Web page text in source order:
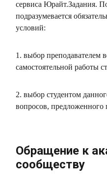
сервиса Юрайт.Задания.
подразумевается
условий:
1. выбор преподавателем
самостоятельной работы
2. выбор студентом
вопросов, предложенного
Обращение к
сообществу